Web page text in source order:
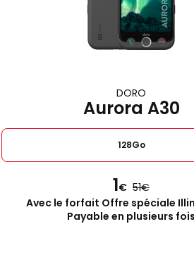
DORO
Aurora A30
128Go
1€ 51
Avec le forfait Offre spéciale
Payable en plusieurs fois